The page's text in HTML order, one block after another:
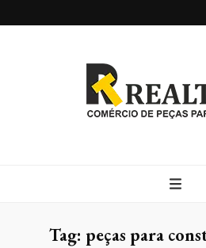
Tag: peças para